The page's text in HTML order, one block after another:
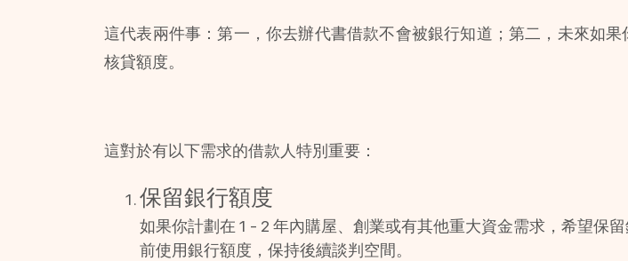
這代表兩件事：第一，你去辦代書借款不會被銀行知道；第二，未來如
核貸額度。
這對於有以下需求的借款人特別重要：
保留銀行額度
如果你計劃在 1 - 2 年內購屋、創業或有其他重大資金需求，希望保
前使用銀行額度，保持後續談判空間。